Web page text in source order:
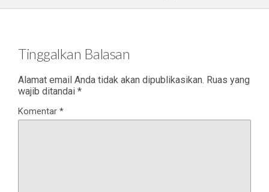
Tinggalkan Balasan
Alamat email Anda tidak akan dipublikasikan. Ruas yang
wajib ditandai *
Komentar *